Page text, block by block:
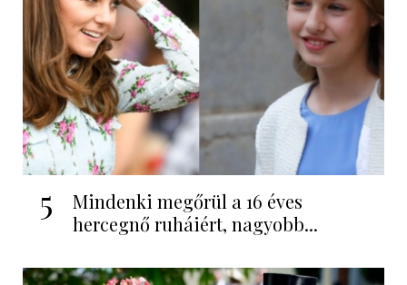
5
Mindenki megőrül a 16 éves
hercegnő ruháiért, nagyobb...